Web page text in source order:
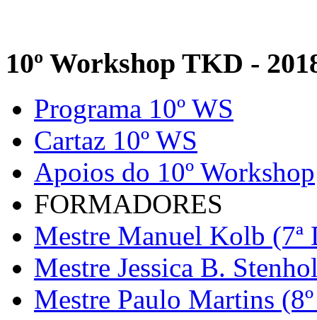
10º Workshop TKD -
Programa 10º WS
Cartaz 10º WS
Apoios do 10º Workshop
FORMADORES
Mestre Manuel Kolb (7ª
Mestre Jessica B.
Mestre Paulo Martins